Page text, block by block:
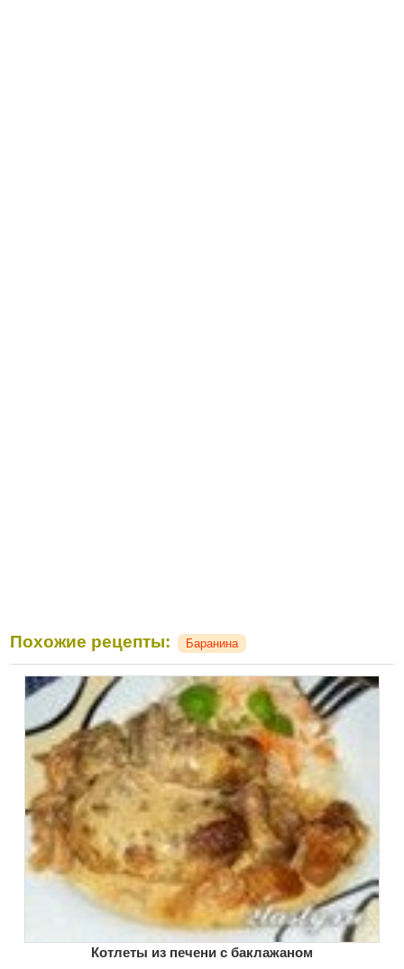
Похожие рецепты: Баранина
Котлеты из печени с баклажаном